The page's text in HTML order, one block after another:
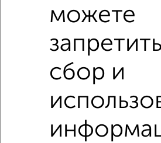
Рядом, с меньшей ценой
Недалеко от 3-й Полетный
Коттеджи
Поиск по схожим параметрам:
можете
запретить
сбор и